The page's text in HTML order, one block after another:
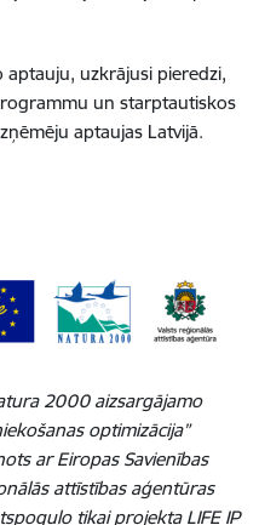
aptauju, uzkrājusi pieredzi,
un starptautiskos
aptaujas Latvijā.
2000 aizsargājamo
optimizācija”
ar Eiropas Savienības
attīstības aģentūras
tikai projekta LIFE IP